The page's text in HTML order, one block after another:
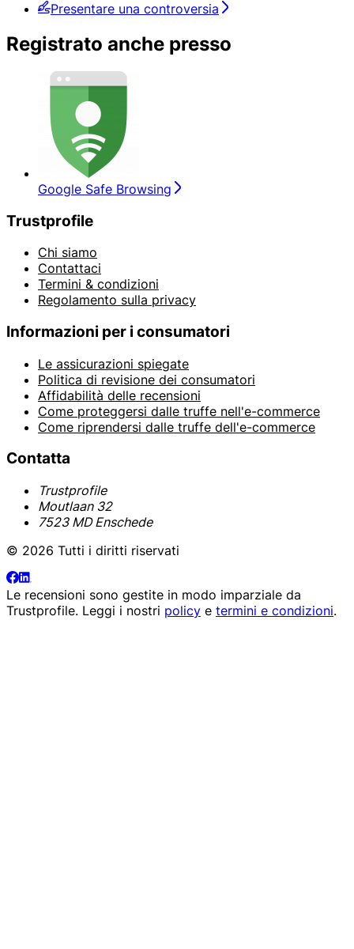
Presentare una controversia
Registrato anche presso
Google Safe Browsing
Trustprofile
Chi siamo
Contattaci
Termini & condizioni
Regolamento sulla privacy
Informazioni per i consumatori
Le assicurazioni spiegate
Politica di revisione dei consumatori
Affidabilità delle recensioni
Come proteggersi dalle truffe nell'e-commerce
Come riprendersi dalle truffe dell'e-commerce
Contatta
Trustprofile
Moutlaan 32
7523 MD Enschede
© 2026 Tutti i diritti riservati
Le recensioni sono gestite in modo imparziale da
Trustprofile. Leggi i nostri policy e termini e condizioni.